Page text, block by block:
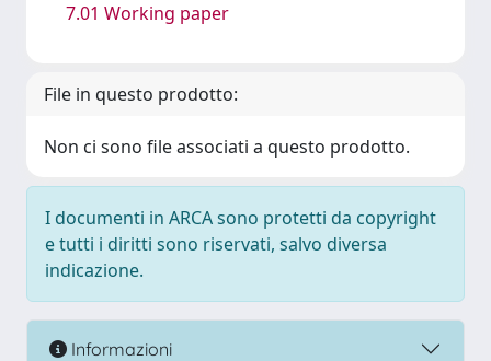
7.01 Working paper
File in questo prodotto:
Non ci sono file associati a questo prodotto.
I documenti in ARCA sono protetti da copyright
e tutti i diritti sono riservati, salvo diversa
indicazione.
Informazioni